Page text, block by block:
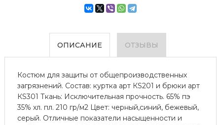
ОПИСАНИЕ ОТЗЫВЫ
Костюм для защиты от общепроизводственных
загрязнений. Состав: куртка арт КS201 и брюки арт
КS301 Ткань: Исключительная прочность. 65% пэ
35% хл. пл. 210 гр/м2 Цвет: черный,синий, бежевый,
серый. Отличные показатели насыщенности и